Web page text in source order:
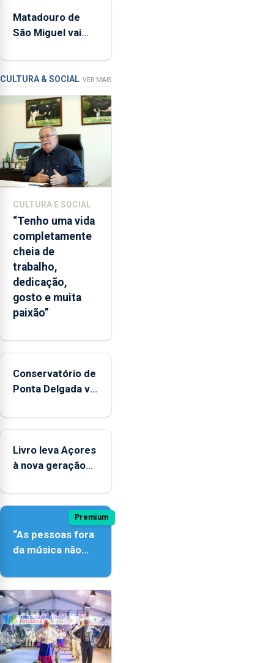
permitindo
reforçar
condições
de
ensino
instituição
Matadouro de
São Miguel vai
requalificação
CULTURA & SOCIAL VER MAIS
CULTURA E SOCIAL
“Tenho uma vida
completamente
cheia de
trabalho,
dedicação,
gosto e muita
paixão”
Conservatório de
Ponta Delgada vai
novos
Livro leva Açores
à nova geração
Premium
“As pessoas fora
da música não
quão difícil é
produzir uma
música”